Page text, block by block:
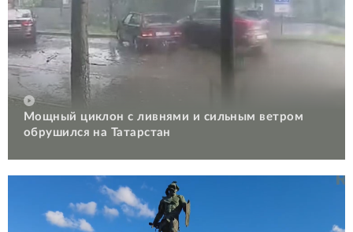
Мощный циклон с ливнями и сильным ветром
обрушился на Татарстан